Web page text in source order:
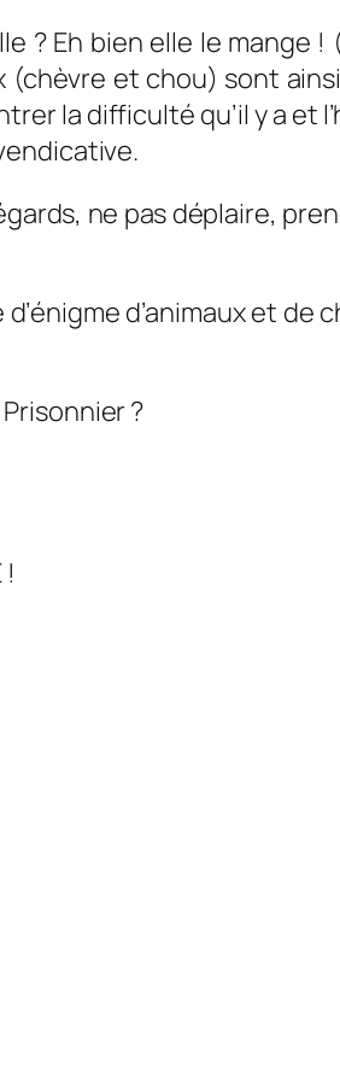
? Eh bien elle le mange
et chou) sont
la difficulté qu’il y a et
ne pas déplaire,
d’animaux et
?